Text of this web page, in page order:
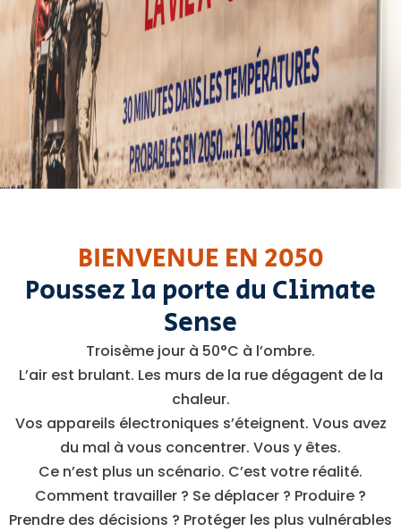
BIENVENUE EN 2050
Poussez la porte du Climate
Sense
Troisème jour à 50°C à l’ombre.
L’air est brulant. Les murs de la rue dégagent de la
chaleur.
Vos appareils électroniques s’éteignent. Vous avez
du mal à vous concentrer. Vous y êtes.
Ce n’est plus un scénario. C’est votre réalité.
Comment travailler ? Se déplacer ? Produire ?
Prendre des décisions ? Protéger les plus vulnérables